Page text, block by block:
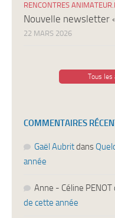
RENCONTRES
Nouvelle newsletter
22 MARS 2026
Tous les
COMMENTAIRES
Gaël Aubritdans
année
Anne - Céline PENOT
de cette année